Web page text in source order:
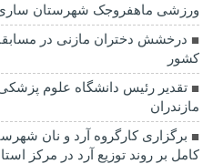
ورزشی ماهفروجک شهرستان ساری
درخشش دختران مازنی در
کشور
تقدیر رئیس دانشگاه علوم
مازندران
برگزاری کارگروه آرد و نان
کامل بر روند توزیع آرد در مرکز